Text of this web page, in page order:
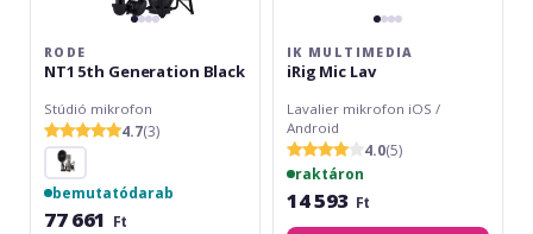
RODE
NT1 5th Generation Black
Stúdió mikrofon
4.7(3)
bemutatódarab
77 661 Ft
IK MULTIMEDIA
iRig Mic Lav
Lavalier mikrofon iOS /
Android
4.0(5)
raktáron
14 593 Ft